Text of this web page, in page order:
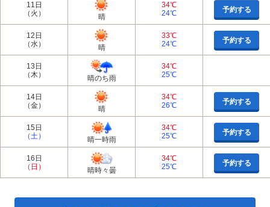
11日
（火）
晴
34℃
24℃
予約する
12日
（水）
晴
33℃
24℃
予約する
13日
（木）
晴のち雨
34℃
25℃
14日
（金）
晴
34℃
26℃
予約する
15日
（土）
晴一時雨
34℃
25℃
予約する
16日
（日）
晴時々曇
34℃
25℃
予約する